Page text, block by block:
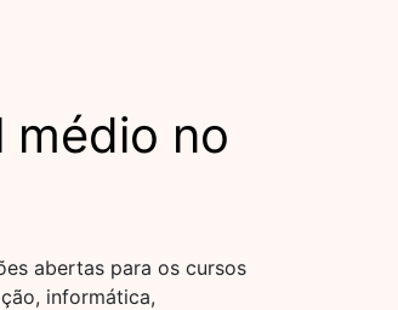
médio no
abertas para os cursos
informática,